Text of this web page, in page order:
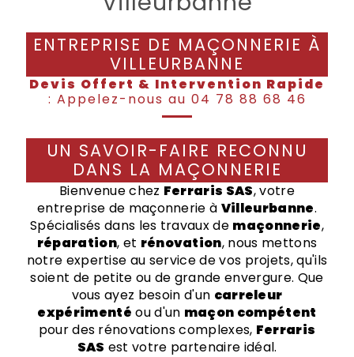
ENTREPRISE DE MAÇONNERIE À
VILLEURBANNE
Devis Offert & Intervention Rapide
: Appelez-nous au 04 78 88 68 46
UN SAVOIR-FAIRE RECONNU
DANS LA MAÇONNERIE
Bienvenue chez Ferraris SAS, votre
entreprise de maçonnerie à Villeurbanne.
Spécialisés dans les travaux de maçonnerie,
réparation, et rénovation, nous mettons
notre expertise au service de vos projets, qu'ils
soient de petite ou de grande envergure. Que
vous ayez besoin d'un carreleur
expérimenté ou d'un maçon compétent
pour des rénovations complexes, Ferraris
SAS est votre partenaire idéal.